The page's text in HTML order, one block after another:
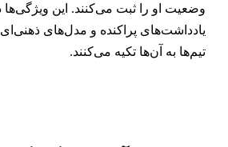
او را ثبت می‌کنند. این ویژگی‌ها در
پراکنده و مدل‌های ذهنی‌ای
به آن‌ها تکیه می‌کنند.